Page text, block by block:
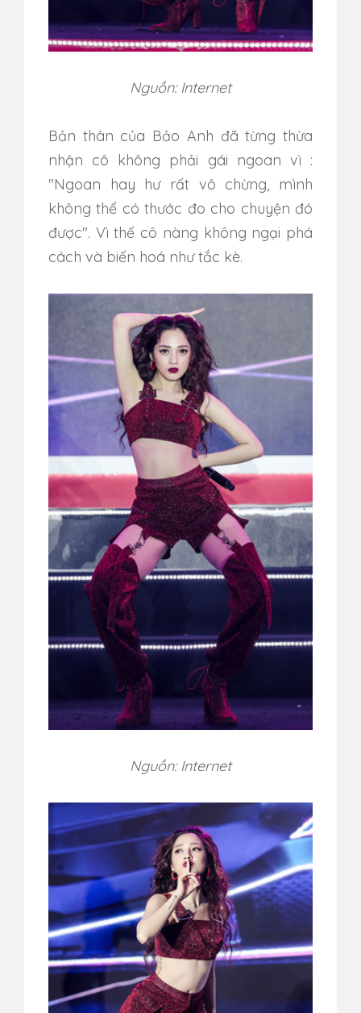
Nguồn: Internet
Bản thân của Bảo Anh đã từng thừa
nhận cô không phải gái ngoan vì :
"Ngoan hay hư rất vô chừng, mình
không thể có thước đo cho chuyện đó
được". Vì thế cô nàng không ngại phá
cách và biến hoá như tắc kè.
Nguồn: Internet